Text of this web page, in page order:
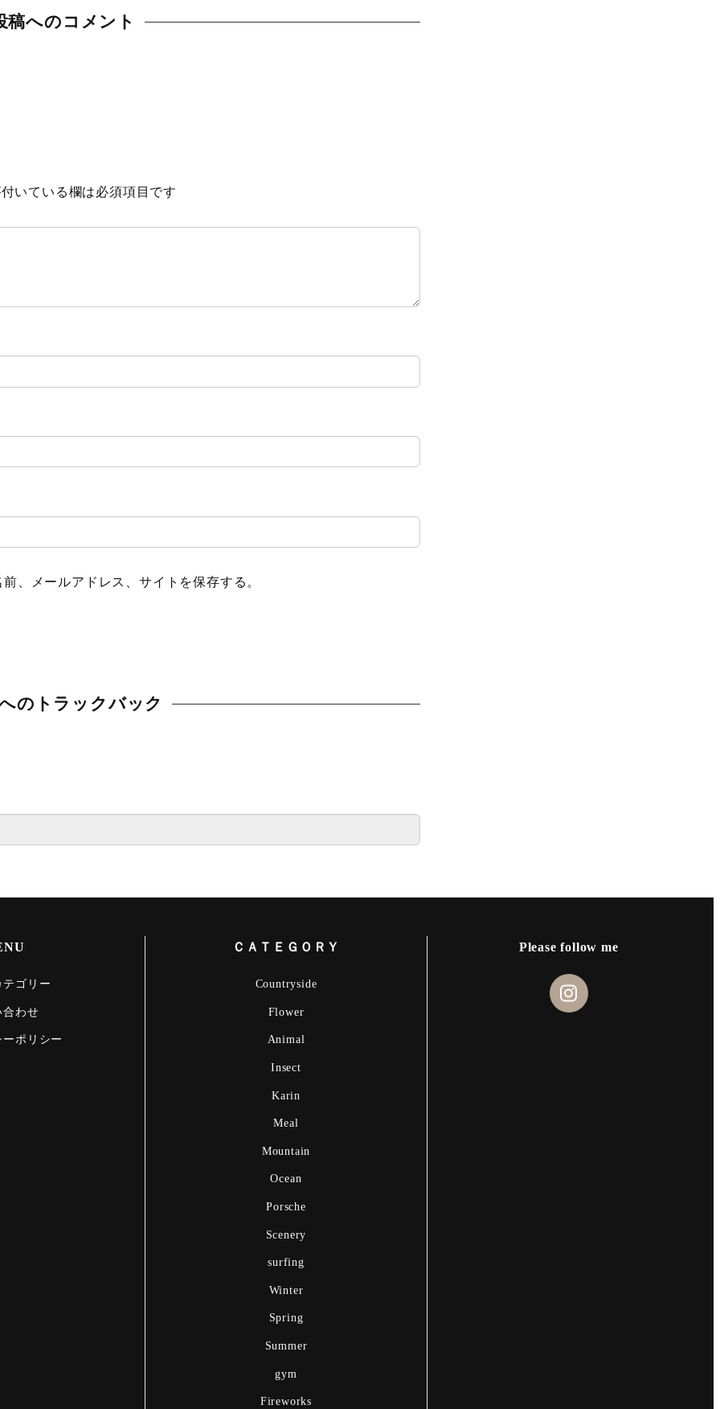
Summer
稿へのコメント
いている欄は必須項目です
、メールアドレス、サイトを保存する。
のトラックバック
ゴリー
合わせ
ポリシー
ＣＡＴＥＧＯＲＹ
Countryside
Flower
Animal
Insect
Karin
Meal
Mountain
Ocean
Porsche
Scenery
surfing
Winter
Spring
Summer
gym
Fireworks
Please follow me